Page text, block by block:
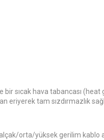
hava tabancası (heat
eriyerek tam sızdırmazlık
orta/yüksek gerilim kablo